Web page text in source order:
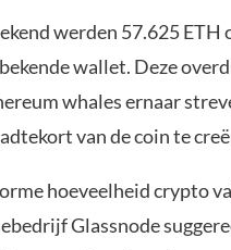
werden 57.625 ETH
wallet. Deze
whales ernaar
van de coin te
hoeveelheid crypto
Glassnode